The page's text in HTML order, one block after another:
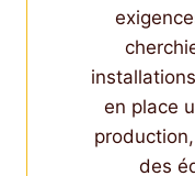
en place
des